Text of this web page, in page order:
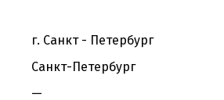
г. Санкт - Петербург
Санкт-Петербург
—